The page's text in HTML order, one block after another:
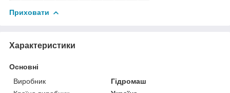
Приховати
Характеристики
Основні
Виробник
Гідромаш